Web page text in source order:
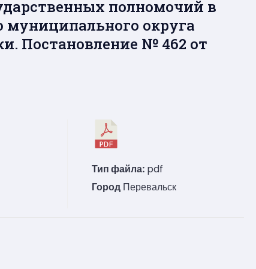
полномочий в
округа
Постановление № 462 от
Тип файла: pdf
Город Перевальск